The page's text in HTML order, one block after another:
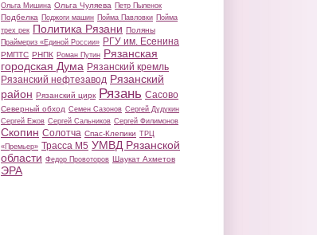
Ольга Мишина Ольга Чуляева Петр Пыленок
Подбелка Поджоги машин Пойма Павловки Пойма
трех рек Политика Рязани Поляны
Праймериз «Единой России» РГУ им. Есенина
РМПТС РНПК Роман Путин Рязанская
городская Дума Рязанский кремль
Рязанский нефтезавод Рязанский
район Рязанский цирк Рязань Сасово
Северный обход Семен Сазонов Сергей Дудукин
Сергей Ежов Сергей Сальников Сергей Филимонов
Скопин Солотча Спас-Клепики ТРЦ
«Премьер» Трасса М5 УМВД Рязанской
области Федор Провоторов Шаукат Ахметов
ЭРА